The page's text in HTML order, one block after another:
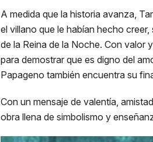
A medida que la historia avanza,
el villano que le habían hecho
de la Reina de la Noche. Con valor
para demostrar que es digno del
Papageno también encuentra su
Con un mensaje de valentía,
obra llena de simbolismo y